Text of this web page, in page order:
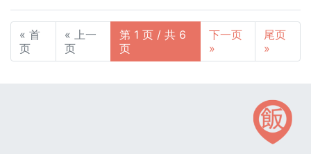
« 首
页
« 上一
页
第 1 页 / 共 6
页
下一页
»
尾页
»